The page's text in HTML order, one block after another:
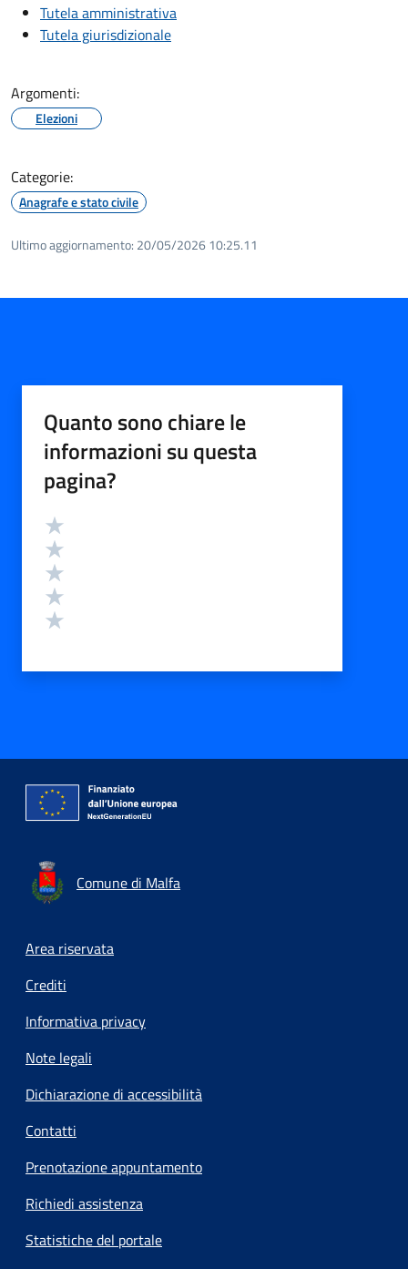
Tutela amministrativa
Tutela giurisdizionale
Argomenti:
Elezioni
Categorie:
Anagrafe e stato civile
Ultimo aggiornamento: 20/05/2026 10:25.11
Quanto sono chiare le
informazioni su questa
pagina?
Valutazione
Comune di Malfa
Footer menu
Area riservata
Crediti
Informativa privacy
Note legali
Dichiarazione di accessibilità
Contatti
Prenotazione appuntamento
Richiedi assistenza
Statistiche del portale